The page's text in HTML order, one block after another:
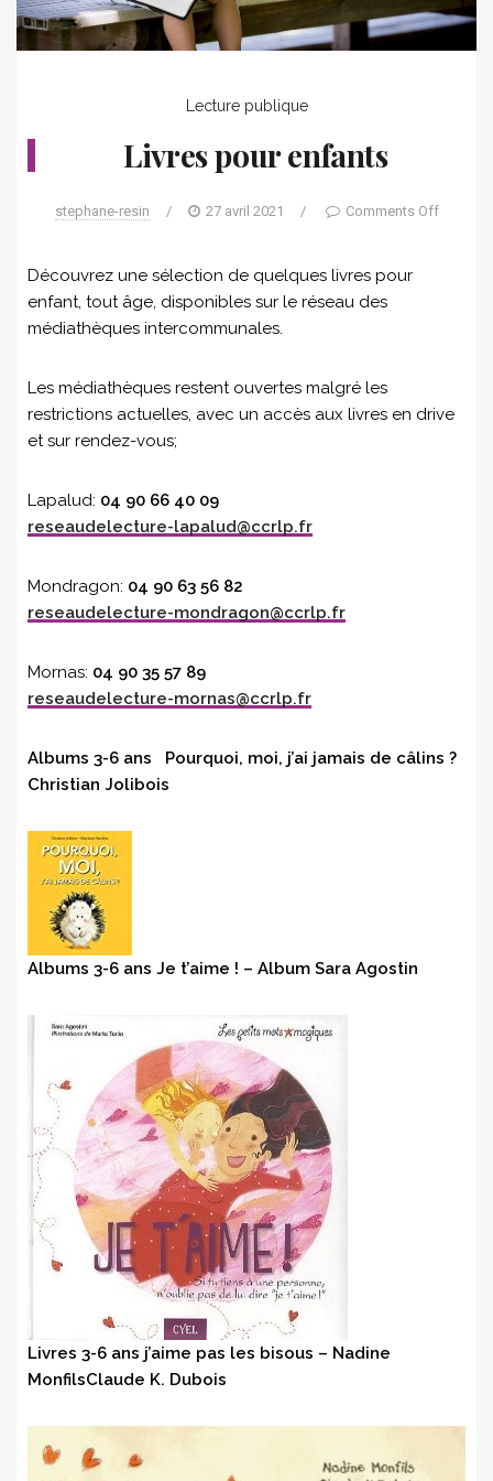
Lecture publique
Livres pour enfants
stephane-resin / 27 avril 2021 / Comments Off
Découvrez une sélection de quelques livres pour
enfant, tout âge, disponibles sur le réseau des
médiathèques intercommunales.
Les médiathèques restent ouvertes malgré les
restrictions actuelles, avec un accès aux livres en drive
et sur rendez-vous;
Lapalud: 04 90 66 40 09
reseaudelecture-lapalud@ccrlp.fr
Mondragon: 04 90 63 56 82
reseaudelecture-mondragon@ccrlp.fr
Mornas: 04 90 35 57 89
reseaudelecture-mornas@ccrlp.fr
Albums 3-6 ans Pourquoi, moi, j’ai jamais de câlins ?
Christian Jolibois
Albums 3-6 ans Je t’aime ! – Album Sara Agostin
Livres 3-6 ans j’aime pas les bisous – Nadine
MonfilsClaude K. Dubois